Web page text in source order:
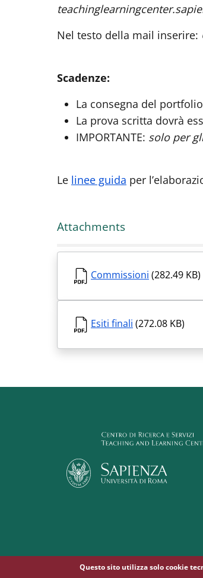
Nel testo della mail inserire:
Scadenze:
La consegna del
La prova scritta dovrà
IMPORTANTE: solo per
Le linee guida per
Attachments
Commissioni (282.49 KB)
Esiti finali (272.08 KB)
Questo sito utilizza solo cookie